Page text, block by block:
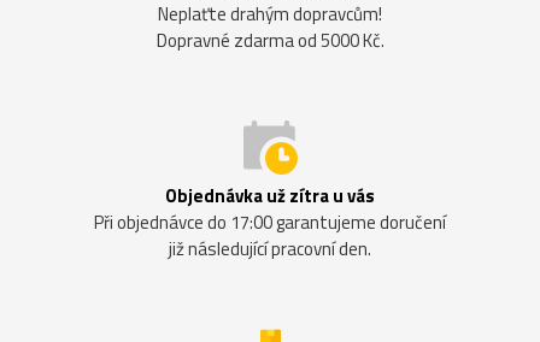
Neplaťte drahým dopravcům!
Dopravné zdarma od 5000 Kč.
Objednávka už zítra u vás
Při objednávce do 17:00 garantujeme doručení
již následující pracovní den.